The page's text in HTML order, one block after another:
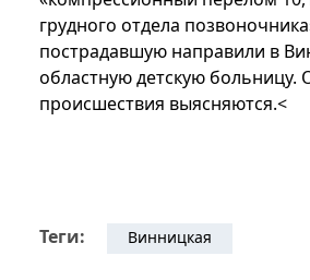
грудного отдела
пострадавшую направили в
областную детскую больницу.
происшествия выясняются.<
Теги: Винницкaя